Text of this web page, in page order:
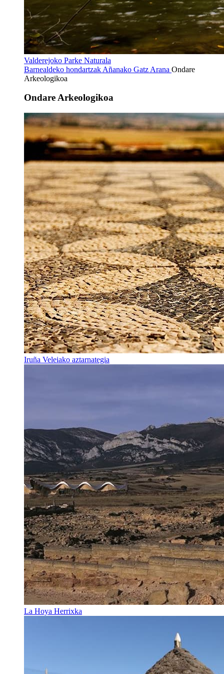
Valderejoko Parke Naturala
Barnealdeko hondartzak Añanako Gatz Arana Ondare
Arkeologikoa
Ondare Arkeologikoa
Iruña Veleiako aztarnategia
La Hoya Herrixka